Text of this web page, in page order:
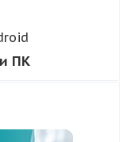
ПК